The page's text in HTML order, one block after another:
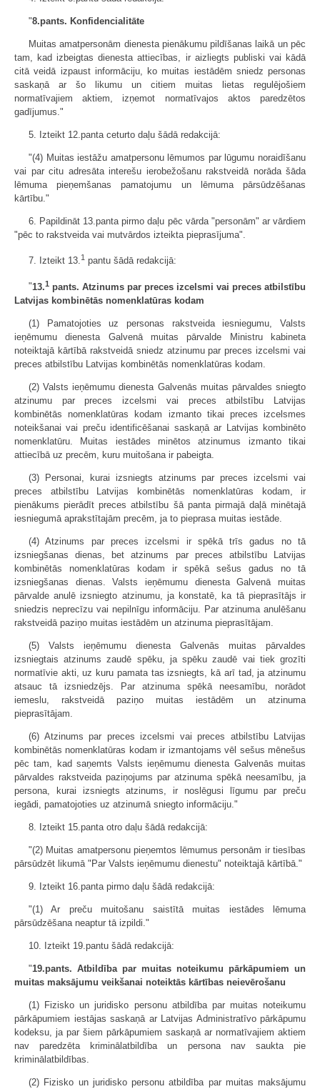
"8.pants. Konfidencialitāte
Muitas amatpersonām dienesta pienākumu pildīšanas laikā un pēc
tam, kad izbeigtas dienesta attiecības, ir aizliegts publiski vai kādā
citā veidā izpaust informāciju, ko muitas iestādēm sniedz personas
saskaņā ar šo likumu un citiem muitas lietas regulējošiem
normatīvajiem aktiem, izņemot normatīvajos aktos paredzētos
gadījumus."
5. Izteikt 12.panta ceturto daļu šādā redakcijā:
"(4) Muitas iestāžu amatpersonu lēmumos par lūgumu noraidīšanu
vai par citu adresāta interešu ierobežošanu rakstveidā norāda šāda
lēmuma pieņemšanas pamatojumu un lēmuma pārsūdzēšanas
kārtību."
6. Papildināt 13.panta pirmo daļu pēc vārda "personām" ar vārdiem
"pēc to rakstveida vai mutvārdos izteikta pieprasījuma".
7. Izteikt 13.1 pantu šādā redakcijā:
"13.1 pants. Atzinums par preces izcelsmi vai preces atbilstību
Latvijas kombinētās nomenklatūras kodam
(1) Pamatojoties uz personas rakstveida iesniegumu, Valsts
ieņēmumu dienesta Galvenā muitas pārvalde Ministru kabineta
noteiktajā kārtībā rakstveidā sniedz atzinumu par preces izcelsmi vai
preces atbilstību Latvijas kombinētās nomenklatūras kodam.
(2) Valsts ieņēmumu dienesta Galvenās muitas pārvaldes sniegto
atzinumu par preces izcelsmi vai preces atbilstību Latvijas
kombinētās nomenklatūras kodam izmanto tikai preces izcelsmes
noteikšanai vai preču identificēšanai saskaņā ar Latvijas kombinēto
nomenklatūru. Muitas iestādes minētos atzinumus izmanto tikai
attiecībā uz precēm, kuru muitošana ir pabeigta.
(3) Personai, kurai izsniegts atzinums par preces izcelsmi vai
preces atbilstību Latvijas kombinētās nomenklatūras kodam, ir
pienākums pierādīt preces atbilstību šā panta pirmajā daļā minētajā
iesniegumā aprakstītajām precēm, ja to pieprasa muitas iestāde.
(4) Atzinums par preces izcelsmi ir spēkā trīs gadus no tā
izsniegšanas dienas, bet atzinums par preces atbilstību Latvijas
kombinētās nomenklatūras kodam ir spēkā sešus gadus no tā
izsniegšanas dienas. Valsts ieņēmumu dienesta Galvenā muitas
pārvalde anulē izsniegto atzinumu, ja konstatē, ka tā pieprasītājs ir
sniedzis neprecīzu vai nepilnīgu informāciju. Par atzinuma anulēšanu
rakstveidā paziņo muitas iestādēm un atzinuma pieprasītājam.
(5) Valsts ieņēmumu dienesta Galvenās muitas pārvaldes
izsniegtais atzinums zaudē spēku, ja spēku zaudē vai tiek grozīti
normatīvie akti, uz kuru pamata tas izsniegts, kā arī tad, ja atzinumu
atsauc tā izsniedzējs. Par atzinuma spēkā neesamību, norādot
iemeslu, rakstveidā paziņo muitas iestādēm un atzinuma
pieprasītājam.
(6) Atzinums par preces izcelsmi vai preces atbilstību Latvijas
kombinētās nomenklatūras kodam ir izmantojams vēl sešus mēnešus
pēc tam, kad saņemts Valsts ieņēmumu dienesta Galvenās muitas
pārvaldes rakstveida paziņojums par atzinuma spēkā neesamību, ja
persona, kurai izsniegts atzinums, ir noslēgusi līgumu par preču
iegādi, pamatojoties uz atzinumā sniegto informāciju."
8. Izteikt 15.panta otro daļu šādā redakcijā:
"(2) Muitas amatpersonu pieņemtos lēmumus personām ir tiesības
pārsūdzēt likumā "Par Valsts ieņēmumu dienestu" noteiktajā kārtībā."
9. Izteikt 16.panta pirmo daļu šādā redakcijā:
"(1) Ar preču muitošanu saistītā muitas iestādes lēmuma
pārsūdzēšana neaptur tā izpildi."
10. Izteikt 19.pantu šādā redakcijā:
"19.pants. Atbildība par muitas noteikumu pārkāpumiem un
muitas maksājumu veikšanai noteiktās kārtības neievērošanu
(1) Fizisko un juridisko personu atbildība par muitas noteikumu
pārkāpumiem iestājas saskaņā ar Latvijas Administratīvo pārkāpumu
kodeksu, ja par šiem pārkāpumiem saskaņā ar normatīvajiem aktiem
nav paredzēta kriminālatbildība un persona nav saukta pie
kriminālatbildības.
(2) Fizisko un juridisko personu atbildība par muitas maksājumu